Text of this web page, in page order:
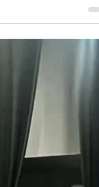
„პერსონა 2026“
წარდგენილ ქორეოგრაფს,
ხელოვნების
— ინგა
მის მიერ ხელმძღვანელ
ქორეოგრაფიულ ანსამბლ
მრავალწლიანი
შემოქმედებითი
ფიგურაა ქართული
მისი საქმიანობა
ემსახურება ქართული